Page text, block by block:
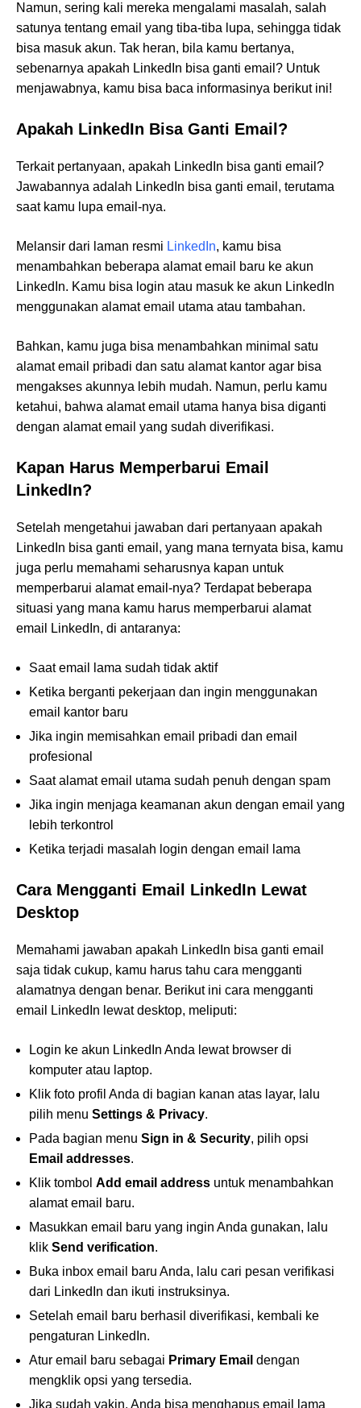
Namun, sering kali mereka mengalami masalah, salah
satunya tentang email yang tiba-tiba lupa, sehingga tidak
bisa masuk akun. Tak heran, bila kamu bertanya,
sebenarnya apakah LinkedIn bisa ganti email? Untuk
menjawabnya, kamu bisa baca informasinya berikut ini!
Apakah LinkedIn Bisa Ganti Email?
Terkait pertanyaan, apakah LinkedIn bisa ganti email?
Jawabannya adalah LinkedIn bisa ganti email, terutama
saat kamu lupa email-nya.
Melansir dari laman resmi LinkedIn, kamu bisa
menambahkan beberapa alamat email baru ke akun
LinkedIn. Kamu bisa login atau masuk ke akun LinkedIn
menggunakan alamat email utama atau tambahan.
Bahkan, kamu juga bisa menambahkan minimal satu
alamat email pribadi dan satu alamat kantor agar bisa
mengakses akunnya lebih mudah. Namun, perlu kamu
ketahui, bahwa alamat email utama hanya bisa diganti
dengan alamat email yang sudah diverifikasi.
Kapan Harus Memperbarui Email
LinkedIn?
Setelah mengetahui jawaban dari pertanyaan apakah
LinkedIn bisa ganti email, yang mana ternyata bisa, kamu
juga perlu memahami seharusnya kapan untuk
memperbarui alamat email-nya? Terdapat beberapa
situasi yang mana kamu harus memperbarui alamat
email LinkedIn, di antaranya:
Saat email lama sudah tidak aktif
Ketika berganti pekerjaan dan ingin menggunakan
email kantor baru
Jika ingin memisahkan email pribadi dan email
profesional
Saat alamat email utama sudah penuh dengan spam
Jika ingin menjaga keamanan akun dengan email yang
lebih terkontrol
Ketika terjadi masalah login dengan email lama
Cara Mengganti Email LinkedIn Lewat
Desktop
Memahami jawaban apakah LinkedIn bisa ganti email
saja tidak cukup, kamu harus tahu cara mengganti
alamatnya dengan benar. Berikut ini cara mengganti
email LinkedIn lewat desktop, meliputi:
Login ke akun LinkedIn Anda lewat browser di
komputer atau laptop.
Klik foto profil Anda di bagian kanan atas layar, lalu
pilih menu Settings & Privacy.
Pada bagian menu Sign in & Security, pilih opsi
Email addresses.
Klik tombol Add email address untuk menambahkan
alamat email baru.
Masukkan email baru yang ingin Anda gunakan, lalu
klik Send verification.
Buka inbox email baru Anda, lalu cari pesan verifikasi
dari LinkedIn dan ikuti instruksinya.
Setelah email baru berhasil diverifikasi, kembali ke
pengaturan LinkedIn.
Atur email baru sebagai Primary Email dengan
mengklik opsi yang tersedia.
Jika sudah yakin, Anda bisa menghapus email lama